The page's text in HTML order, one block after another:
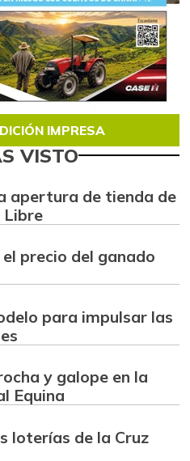
IMPRESA
VISTO
apertura de tienda de
Libre
precio del ganado
para impulsar las
y galope en la
Equina
loterías de la Cruz